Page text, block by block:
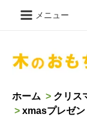
メニュー
ホーム > クリス
> xmasプレゼ